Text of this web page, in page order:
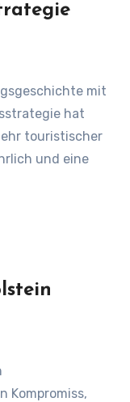
hat
touristischer
und eine
Kompromiss,